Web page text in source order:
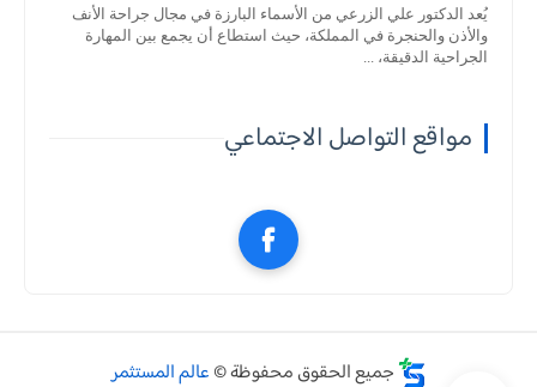
يُعد الدكتور علي الزرعي من الأسماء البارزة في مجال جراحة الأنف
والأذن والحنجرة في المملكة، حيث استطاع أن يجمع بين المهارة
الجراحية الدقيقة، ...
مواقع التواصل الاجتماعي
جميع الحقوق محفوظة ©عالم المستثمر